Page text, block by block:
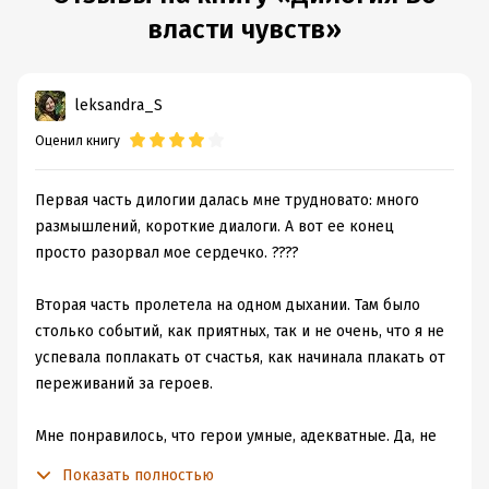
Время на чтение:17 ч.
власти чувств»
leksandra_S
Оценил книгу
Первая часть дилогии далась мне трудновато: много
размышлений, короткие диалоги. А вот ее конец
просто разорвал мое сердечко. ????
Вторая часть пролетела на одном дыхании. Там было
столько событий, как приятных, так и не очень, что я не
успевала поплакать от счастья, как начинала плакать от
переживаний за героев.
Мне понравилось, что герои умные, адекватные. Да, не
Показать полностью